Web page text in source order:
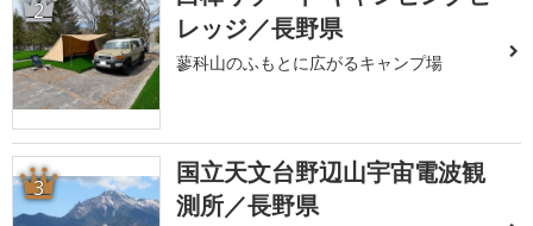
2
レッジ／長野県
蓼科山のふもとに広がるキャンプ場
3
国立天文台野辺山宇宙電波観
測所／長野県